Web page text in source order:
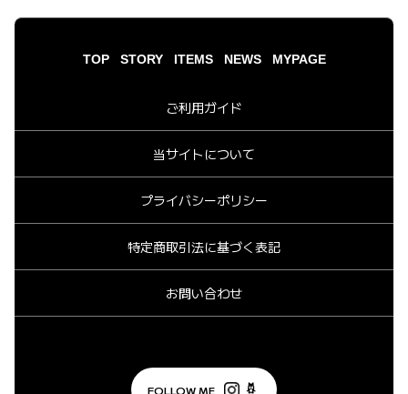
TOP STORY ITEMS NEWS MYPAGE
ご利用ガイド
当サイトについて
プライバシーポリシー
特定商取引法に基づく表記
お問い合わせ
FOLLOW ME